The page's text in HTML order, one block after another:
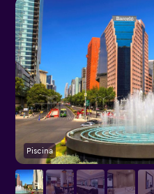
Piscina